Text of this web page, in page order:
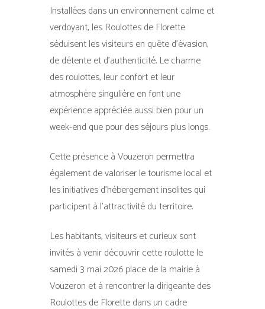
Installées dans un environnement calme et
verdoyant, les Roulottes de Florette
séduisent les visiteurs en quête d’évasion,
de détente et d’authenticité. Le charme
des roulottes, leur confort et leur
atmosphère singulière en font une
expérience appréciée aussi bien pour un
week-end que pour des séjours plus longs.
Cette présence à Vouzeron permettra
également de valoriser le tourisme local et
les initiatives d’hébergement insolites qui
participent à l’attractivité du territoire.
Les habitants, visiteurs et curieux sont
invités à venir découvrir cette roulotte le
samedi 3 mai 2026 place de la mairie à
Vouzeron et à rencontrer la dirigeante des
Roulottes de Florette dans un cadre